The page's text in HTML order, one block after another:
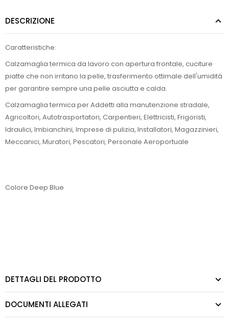
DESCRIZIONE
Caratteristiche:
Calzamaglia termica da lavoro con apertura frontale, cuciture
piatte che non irritano la pelle, trasferimento ottimale dell'umidità
per garantire sempre una pelle asciutta e calda.
Calzamaglia termica per Addetti alla manutenzione stradale,
Agricoltori, Autotrasportatori, Carpentieri, Elettricisti, Frigoristi,
Idraulici, Imbianchini, Imprese di pulizia, Installatori, Magazzinieri,
Meccanici, Muratori, Pescatori, Personale Aeroportuale
Colore Deep Blue
DETTAGLI DEL PRODOTTO
DOCUMENTI ALLEGATI